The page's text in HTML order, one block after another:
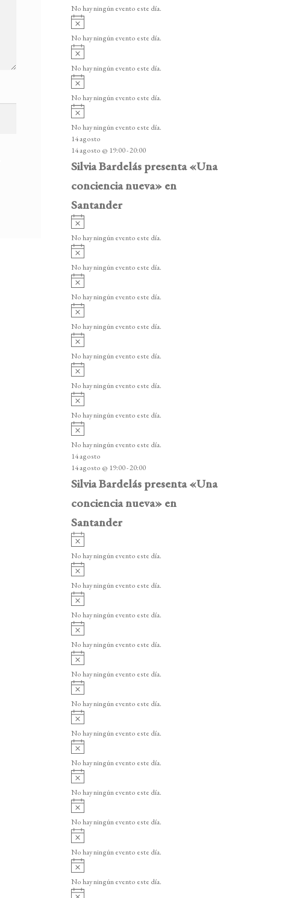
e
n
t
o
s
o
i
o
No hay ningún evento este día.
v
i
o
No hay ningún evento este día.
A
v
i
o
No hay ningún evento este día.
A
v
i
o
No hay ningún evento este día.
v
i
s
o
No hay ningún evento este día.
14 agosto
14 agosto @ 19:00-20:00
Silvia Bardelás presenta «Una
conciencia nueva» en
Santander
v
i
o
No hay ningún evento este día.
v
i
o
No hay ningún evento este día.
v
i
o
No hay ningún evento este día.
v
i
o
No hay ningún evento este día.
v
i
o
No hay ningún evento este día.
v
i
o
No hay ningún evento este día.
v
i
o
No hay ningún evento este día.
v
i
s
o
No hay ningún evento este día.
14 agosto
14 agosto @ 19:00-20:00
Silvia Bardelás presenta «Una
conciencia nueva» en
Santander
A
v
i
o
No hay ningún evento este día.
A
v
i
o
No hay ningún evento este día.
v
i
o
No hay ningún evento este día.
v
i
o
No hay ningún evento este día.
v
i
o
No hay ningún evento este día.
v
i
o
No hay ningún evento este día.
v
i
o
No hay ningún evento este día.
v
i
o
No hay ningún evento este día.
v
i
o
No hay ningún evento este día.
v
i
o
No hay ningún evento este día.
A
v
i
o
No hay ningún evento este día.
A
v
i
No hay ningún evento este día.
A